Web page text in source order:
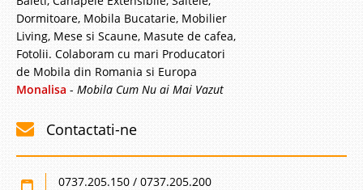
Dormitoare, Mobila Bucatarie, Mobilier
Living, Mese si Scaune, Masute de cafea,
Fotolii. Colaboram cu mari Producatori
de Mobila din Romania si Europa
Monalisa - Mobila Cum Nu ai Mai Vazut
Contactati-ne
0737.205.150 / 0737.205.200